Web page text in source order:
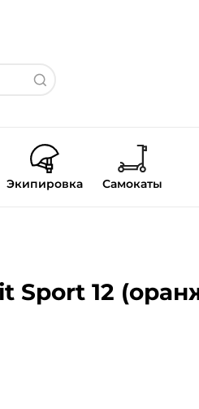
Экипировка Самокаты
Sport 12